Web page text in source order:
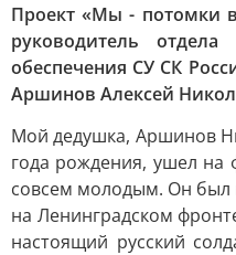
Проект «Мы - потомки
руководитель отдела
обеспечения СУ СК
Аршинов Алексей
Мой дедушка, Аршинов
года рождения, ушел на
совсем молодым. Он был
на Ленинградском
настоящий русский